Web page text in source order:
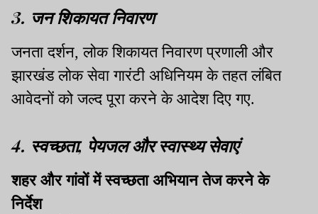
3. जन शिकायत निवारण
जनता दर्शन, लोक शिकायत निवारण प्रणाली और
झारखंड लोक सेवा गारंटी अधिनियम के तहत लंबित
आवेदनों को जल्द पूरा करने के आदेश दिए गए.
4. स्वच्छता, पेयजल और स्वास्थ्य सेवाएं
शहर और गांवों में स्वच्छता अभियान तेज करने के
निर्देश